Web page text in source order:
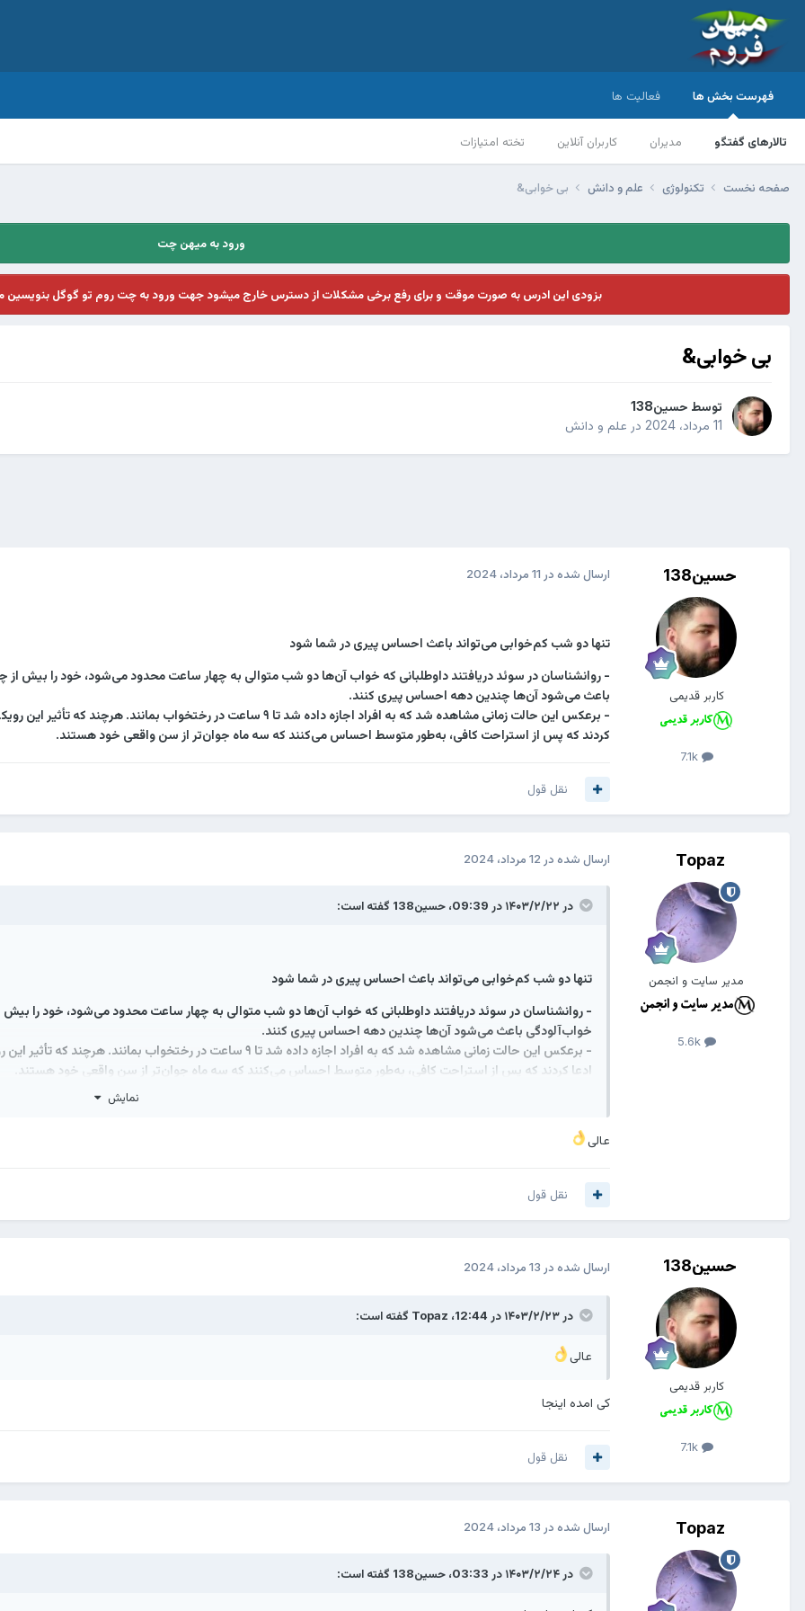
فهرست بخش ها
تالارهای گفتگو مدیران کاربران آنلاین تخته امتیازات
فعالیت ها
صفحه نخست تکنولوژی علم و دانش بی خوابی&
ورود به میهن چت
بزودی این ادرس به صورت موقت و برای رفع برخی مشکلات از دسترس خارج میشود جهت ورود به چت روم تو گوگل بنویسین
بی خوابی&
توسط حسین138
11 مرداد، 2024
در علم و دانش
حسین138
کاربر قدیمی
7.1k
ارسال شده در 11 مرداد، 2024
تنها دو شب کم‌خوابی می‌تواند باعث احساس پیری در شما شود
- روانشناسان در سوئد دریافتند داوطلبانی که خواب آن‌ها دو شب متوالی به چهار ساعت محدود می‌شود، خود را بیش از
باعث می‌شود آن‌ها چندین دهه احساس پیری کنند.
- برعکس این حالت زمانی مشاهده شد که به افراد اجازه داده شد تا ٩ ساعت در
کردند که پس از استراحت کافی، به‌طور متوسط احساس می‌کنند که سه ماه جوا‌ن‌تر از سن واقعی خود هستند.
نقل قول
Topaz
مدیر سایت و انجمن
5.6k
ارسال شده در 12 مرداد، 2024
در ۱۴۰۳/۲/۲۲ در 09:39، حسین138 گفته است:
تنها دو شب کم‌خوابی می‌تواند باعث احساس پیری در شما شود
- روانشناسان در سوئد دریافتند داوطلبانی که خواب آن‌ها دو شب متوالی به چهار ساعت محدود می‌شود، خود را بیش
خواب‌آلودگی باعث می‌شود آن‌ها چندین دهه احساس پیری کنند.
- برعکس این حالت زمانی مشاهده شد که به افراد اجازه داده شد تا ٩ ساعت
ادعا کردند که پس از استراحت کافی، به‌طور متوسط احساس می‌کنند که سه ماه جوا‌ن‌تر از سن واقعی خود هستند.
نمایش
عالی
نقل قول
حسین138
کاربر قدیمی
7.1k
ارسال شده در 13 مرداد، 2024
در ۱۴۰۳/۲/۲۳ در 12:44، Topaz گفته است:
عالی
کی امده اینجا
نقل قول
Topaz ارسال شده در 13 مرداد، 2024
در ۱۴۰۳/۲/۲۴ در 03:33، حسین138 گفته است: